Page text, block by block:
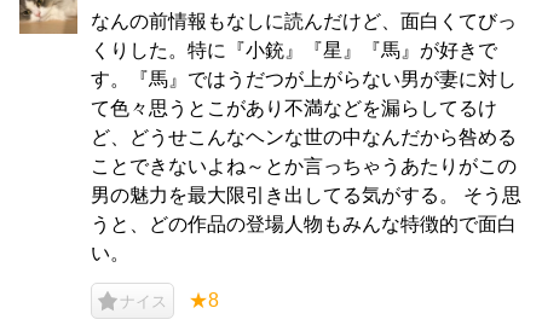
なんの前情報もなしに読んだけど、面白くてびっ
くりした。特に『小銃』『星』『馬』が好きで
す。『馬』ではうだつが上がらない男が妻に対し
て色々思うとこがあり不満などを漏らしてるけ
ど、どうせこんなヘンな世の中なんだから咎める
ことできないよね～とか言っちゃうあたりがこの
男の魅力を最大限引き出してる気がする。 そう思
うと、どの作品の登場人物もみんな特徴的で面白
い。
ナイス ★8